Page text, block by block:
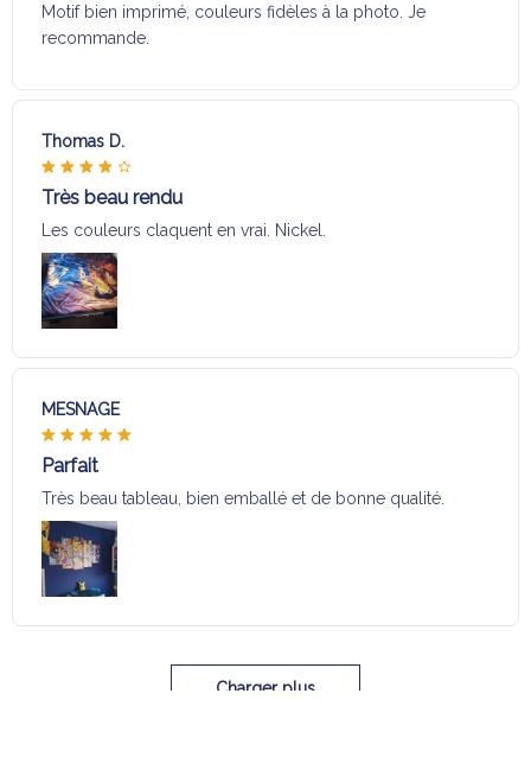
Motif bien imprimé, couleurs fidèles à la photo. Je
recommande.
Thomas D.
Très beau rendu
Les couleurs claquent en vrai. Nickel.
MESNAGE
Parfait
Très beau tableau, bien emballé et de bonne qualité.
Charger plus